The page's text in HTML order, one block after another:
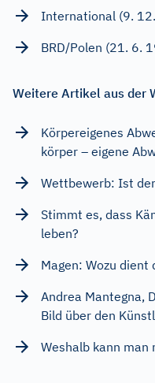
International (9.
BRD/Polen (21. 6.
Weitere Artikel aus der
Körpereigenes
körper – eigene
Wettbewerb: Ist
Stimmt es, dass
leben?
Magen: Wozu dient
Andrea Mantegna,
Bild über den
Weshalb kann man